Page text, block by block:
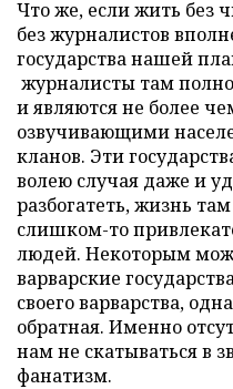
Что же, если жить без
без журналистов
государства нашей
журналисты там
и являются не более
озвучивающими
кланов. Эти
волею случая даже и
разбогатеть, жизнь
слишком-то
людей. Некоторым
варварские
своего варварства,
обратная. Именно
нам не скатываться в
фанатизм.